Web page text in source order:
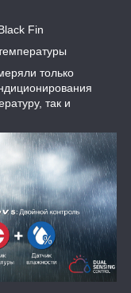
Fin
только
так и